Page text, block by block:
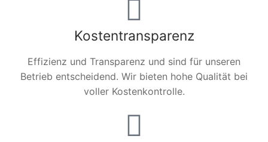
Kostentransparenz
Effizienz und Transparenz und sind für unseren
Betrieb entscheidend. Wir bieten hohe Qualität bei
voller Kostenkontrolle.